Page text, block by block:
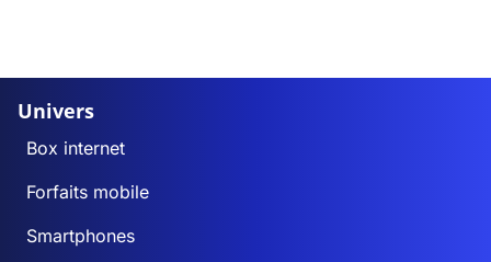
Univers
Box internet
Forfaits mobile
Smartphones